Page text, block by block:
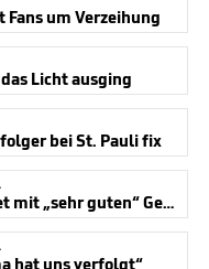
Fans um Verzeihung
Licht ausging
bei St. Pauli fix
Leitl startet mit „sehr guten“ Gefühl
hat uns verfolgt“